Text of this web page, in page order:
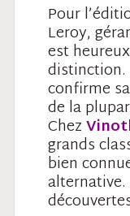
Pour
Leroy,
est
distinction.
confirme
de la
Chez
grands
bien